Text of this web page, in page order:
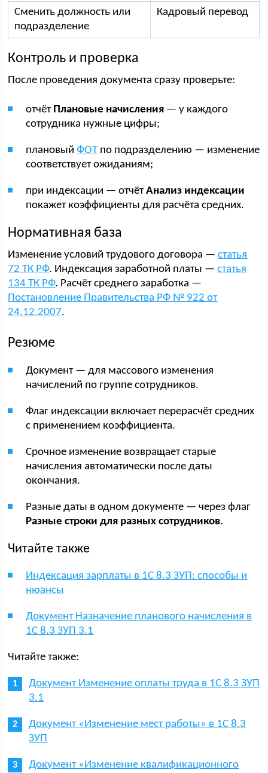
Сменить должность или
подразделение
Кадровый перевод
Контроль и проверка
После проведения документа сразу проверьте:
отчёт Плановые начисления — у каждого
сотрудника нужные цифры;
плановыйФОТ по подразделению — изменение
соответствует ожиданиям;
при индексации — отчётАнализ индексации
покажет коэффициенты для расчёта средних.
Нормативная база
Изменение условий трудового договора —статья
72 ТК РФ. Индексация заработной платы —статья
134 ТК РФ. Расчёт среднего заработка —
Постановление Правительства РФ № 922 от
24.12.2007.
Резюме
Документ — для массового изменения
начислений по группе сотрудников.
Флаг индексации включает перерасчёт средних
с применением коэффициента.
Срочное изменение возвращает старые
начисления автоматически после даты
окончания.
Разные даты в одном документе — через флаг
Разные строки для разных сотрудников.
Читайте также
Индексация зарплаты в 1С 8.3 ЗУП: способы и
нюансы
Документ Назначение планового начисления в
1С 8.3 ЗУП 3.1
Читайте также:
Документ Изменение оплаты труда в 1С 8.3 ЗУП
3.1
Документ «Изменение мест работы» в 1С 8.3
ЗУП
Документ «Изменение квалификационного